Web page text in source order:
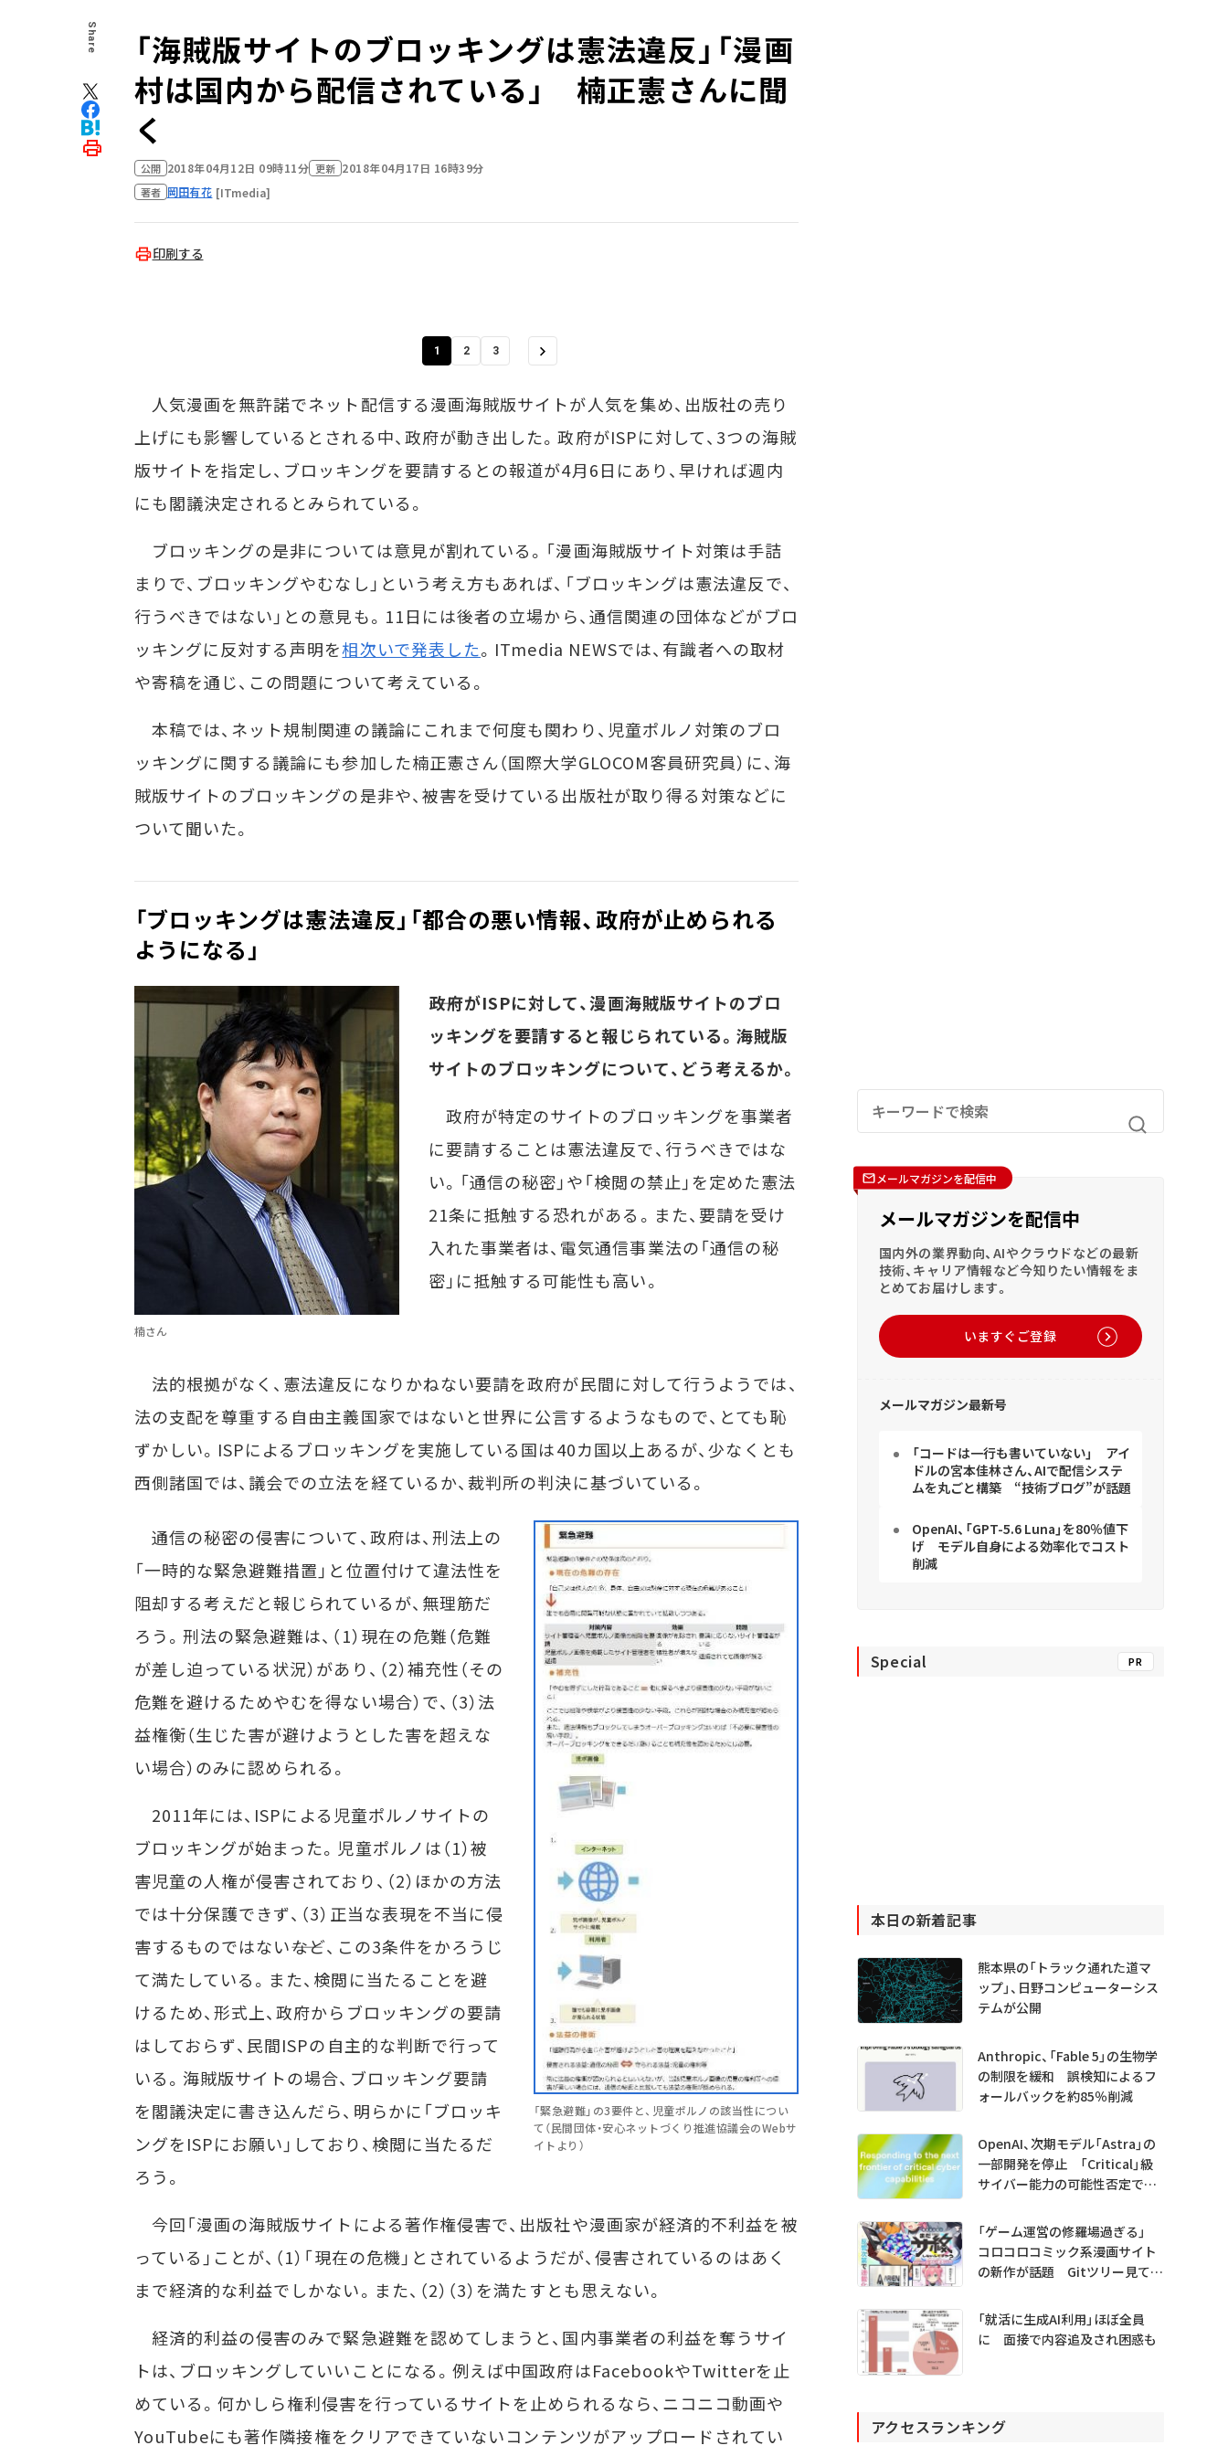
Share
「海賊版サイトのブロッキングは憲法違反」「漫画
村は国内から配信されている」 楠正憲さんに聞
く
公開 2018年04月12日 09時11分 更新 2018年04月17日 16時39分
著者 岡田有花 [ITmedia]
印刷する
1 2 3
人気漫画を無許諾でネット配信する漫画海賊版サイトが人気を集め、出版社の売り
上げにも影響しているとされる中、政府が動き出した。政府がISPに対して、3つの海賊
版サイトを指定し、ブロッキングを要請するとの報道が4月6日にあり、早ければ週内
にも閣議決定されるとみられている。
ブロッキングの是非については意見が割れている。「漫画海賊版サイト対策は手詰
まりで、ブロッキングやむなし」という考え方もあれば、「ブロッキングは憲法違反で、
行うべきではない」との意見も。11日には後者の立場から、通信関連の団体などがブロ
ッキングに反対する声明を相次いで発表した。ITmedia NEWSでは、有識者への取材
や寄稿を通じ、この問題について考えている。
本稿では、ネット規制関連の議論にこれまで何度も関わり、児童ポルノ対策のブロ
ッキングに関する議論にも参加した楠正憲さん（国際大学GLOCOM客員研究員）に、海
賊版サイトのブロッキングの是非や、被害を受けている出版社が取り得る対策などに
ついて聞いた。
「ブロッキングは憲法違反」「都合の悪い情報、政府が止められる
ようになる」
楠さん
――政府がISPに対して、漫画海賊版サイトのブロ
ッキングを要請すると報じられている。海賊版
サイトのブロッキングについて、どう考えるか。
政府が特定のサイトのブロッキングを事業者
に要請することは憲法違反で、行うべきではな
い。「通信の秘密」や「検閲の禁止」を定めた憲法
21条に抵触する恐れがある。また、要請を受け
入れた事業者は、電気通信事業法の「通信の秘
密」に抵触する可能性も高い。
法的根拠がなく、憲法違反になりかねない要請を政府が民間に対して行うようでは、
法の支配を尊重する自由主義国家ではないと世界に公言するようなもので、とても恥
ずかしい。ISPによるブロッキングを実施している国は40カ国以上あるが、少なくとも
西側諸国では、議会での立法を経ているか、裁判所の判決に基づいている。
「緊急避難」の3要件と、児童ポルノの該当性につい
て（民間団体・安心ネットづくり推進協議会のWebサ
イトより）
通信の秘密の侵害について、政府は、刑法上の
「一時的な緊急避難措置」と位置付けて違法性を
阻却する考えだと報じられているが、無理筋だ
ろう。刑法の緊急避難は、（1）現在の危難（危難
が差し迫っている状況）があり、（2）補充性（その
危難を避けるためやむを得ない場合）で、（3）法
益権衡（生じた害が避けようとした害を超えな
い場合）のみに認められる。
2011年には、ISPによる児童ポルノサイトの
ブロッキングが始まった。児童ポルノは（1）被
害児童の人権が侵害されており、（2）ほかの方法
では十分保護できず、（3）正当な表現を不当に侵
害するものではない――など、この3条件をかろうじ
て満たしている。また、検閲に当たることを避
けるため、形式上、政府からブロッキングの要請
はしておらず、民間ISPの自主的な判断で行って
いる。海賊版サイトの場合、ブロッキング要請
を閣議決定に書き込んだら、明らかに「ブロッキ
ングをISPにお願い」しており、検閲に当たるだ
ろう。
今回「漫画の海賊版サイトによる著作権侵害で、出版社や漫画家が経済的不利益を被
っている」ことが、（1）「現在の危機」とされているようだが、侵害されているのはあく
まで経済的な利益でしかない。また、（2）（3）を満たすとも思えない。
経済的利益の侵害のみで緊急避難を認めてしまうと、国内事業者の利益を奪うサイ
トは、ブロッキングしていいことになる。例えば中国政府はFacebookやTwitterを止
めている。何かしら権利侵害を行っているサイトを止められるなら、ニコニコ動画や
YouTubeにも著作隣接権をクリアできていないコンテンツがアップロードされてい
メールマガジンを配信中
メールマガジンを配信中
国内外の業界動向、AIやクラウドなどの最新
技術、キャリア情報など今知りたい情報をま
とめてお届けします。
いますぐご登録
メールマガジン最新号
「コードは一行も書いていない」 アイ
ドルの宮本佳林さん、AIで配信システ
ムを丸ごと構築 “技術ブログ”が話題
OpenAI、「GPT-5.6 Luna」を80％値下
げ モデル自身による効率化でコスト
削減
Special PR
本日の新着記事
熊本県の「トラック通れた道マ
ップ」、日野コンピューターシス
テムが公開
Anthropic、「Fable 5」の生物学
の制限を緩和 誤検知によるフ
ォールバックを約85％削減
OpenAI、次期モデル「Astra」の
一部開発を停止 「Critical」級
サイバー能力の可能性否定でき
「ゲーム運営の修羅場過ぎる」
コロコロコミック系漫画サイト
の新作が話題 Gitツリー見てガ
「就活に生成AI利用」ほぼ全員
に 面接で内容追及され困惑も
アクセスランキング